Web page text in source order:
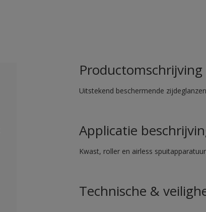
Productomschrijving
Uitstekend beschermende
Applicatie
Kwast, roller en airless
Technische &